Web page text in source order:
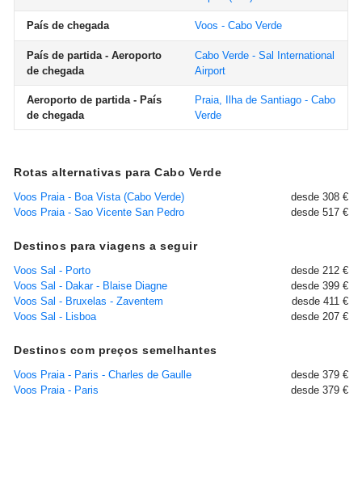
País de chegada Voos - Cabo Verde
País de partida - Aeroporto
de chegada
Cabo Verde - Sal International
Airport
Aeroporto de partida - País
de chegada
Praia, Ilha de Santiago - Cabo
Verde
Rotas alternativas para Cabo Verde
Voos Praia - Boa Vista (Cabo Verde)
desde 308 €
Voos Praia - Sao Vicente San Pedro
desde 517 €
Destinos para viagens a seguir
Voos Sal - Porto
desde 212 €
Voos Sal - Dakar - Blaise Diagne
desde 399 €
Voos Sal - Bruxelas - Zaventem
desde 411 €
Voos Sal - Lisboa
desde 207 €
Destinos com preços semelhantes
Voos Praia - Paris - Charles de Gaulle
desde 379 €
Voos Praia - Paris
desde 379 €